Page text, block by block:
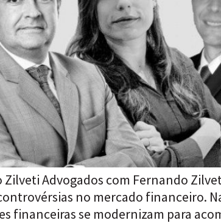
Advogados com Fernando
no mercado financeiro.
financeiras se modernizam para